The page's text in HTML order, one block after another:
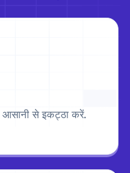
से इकट्ठा करें.